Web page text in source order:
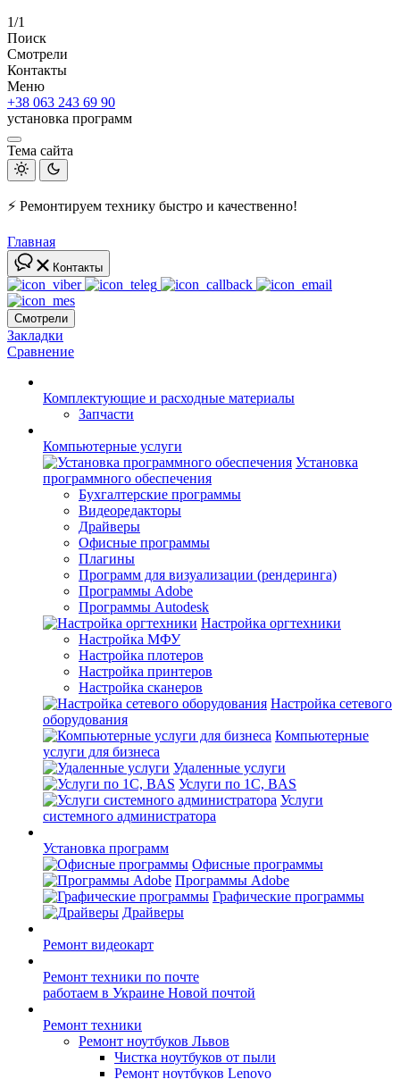
1/1
Поиск
Смотрели
Контакты
Меню
+38 063 243 69 90
установка программ
Тема сайта
⚡ Ремонтируем технику быстро и качественно!
Главная
Контакты
Смотрели
Закладки
Сравнение
Комплектующие и расходные материалы
Запчасти
Компьютерные услуги
Установка
программного обеспечения
Бухгалтерские программы
Видеоредакторы
Драйверы
Офисные программы
Плагины
Программ для визуализации (рендеринга)
Программы Adobe
Программы Autodesk
Настройка оргтехники
Настройка МФУ
Настройка плотеров
Настройка принтеров
Настройка сканеров
Настройка сетевого
оборудования
Компьютерные
услуги для бизнеса
Удаленные услуги
Услуги по 1С, BAS
Услуги
системного администратора
Установка программ
Офисные программы
Программы Adobe
Графические программы
Драйверы
Ремонт видеокарт
Ремонт техники по почте
работаем в Украине Новой почтой
Ремонт техники
Ремонт ноутбуков Львов
Чистка ноутбуков от пыли
Ремонт ноутбуков Lenovo